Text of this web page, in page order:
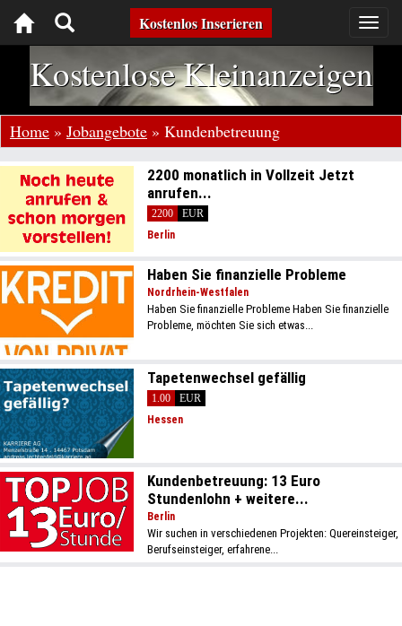
Toggle
navigation
Kostenlos Inserieren
Kostenlose Kleinanzeigen
Home » Jobangebote » Kundenbetreuung
2200 monatlich in Vollzeit Jetzt
anrufen...
2200
EUR
Berlin
Haben Sie finanzielle Probleme
Nordrhein-Westfalen
Haben Sie finanzielle Probleme Haben Sie finanzielle
Probleme, möchten Sie sich etwas...
Tapetenwechsel gefällig
1.00
EUR
Hessen
Kundenbetreuung: 13 Euro
Stundenlohn + weitere...
Berlin
Wir suchen in verschiedenen Projekten: Quereinsteiger,
Berufseinsteiger, erfahrene...